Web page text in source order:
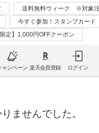
送料無料ウィーク ※対象
今すぐ参加！スタンプカード
限定】1,000円OFFクーポン
ャンペーン 楽天会員登録 ログイン
ませんでした。